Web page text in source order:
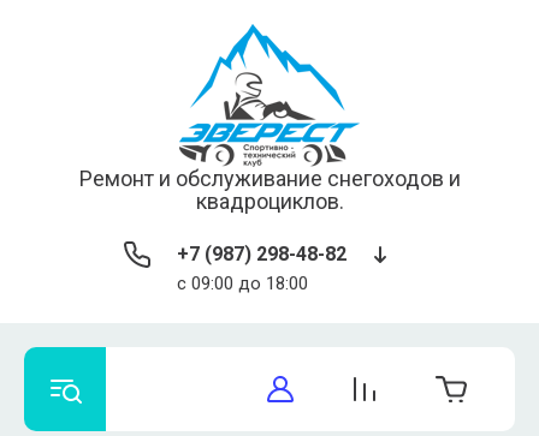
Ремонт и обслуживание снегоходов и
квадроциклов.
+7 (987) 298-48-82
c 09:00 до 18:00